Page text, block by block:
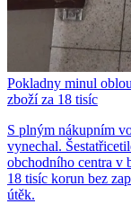
Pokladny minul
zboží za 18 tisíc
S plným nákupním
vynechal.
obchodního centra v
18 tisíc korun bez
útěk.